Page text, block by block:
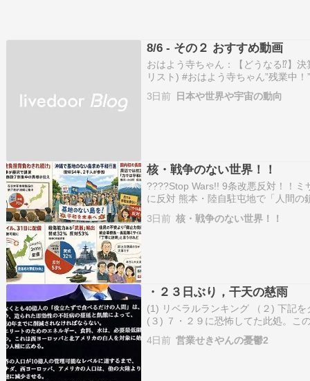
8/6 - その２ おすすめ動画
おはよう寺ちゃん：【どうなる⁉︎】
リスト) #おはよう寺ちゃん”残業中
【台湾有事早まる】米軍ミサイル
で露呈したアメリカ軍の限界……
3日前 日本や世界や宇宙の動向
核・戦争のない世界！！
????Stop Wars!! 9条改悪反対！！
に反対 熊本・陸自駐屯地で「人間の
地攻撃”ミサイルを初配備次期戦闘
問？？小泉防衛相 英国防相と会談
3日前 核・戦争のない世界！！
・２３日ぶり，干天の慈雨
(1) リベラルランキング （２) 下記
(３) ７・２９に恐怖してた此処。こ
ンプ会談・ゼネスキー米帝トラン
ぁ、最大７．熊本標準象徴非難建物
4日前 営業せきやんの憂鬱2